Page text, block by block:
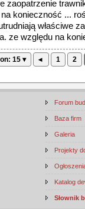
zaopatrzenie
konieczność ...
właściwe
ze względu na
15 ▾ ◂ 1 2
Forum
Baza firm
Galeria
Projekty
Katalog
Słownik